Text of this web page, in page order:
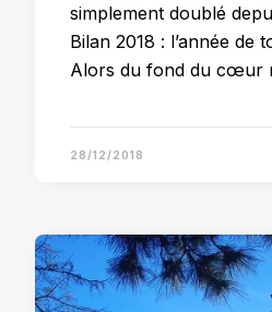
simplement doublé
Bilan 2018 : l’année de
Alors du fond du cœur
28/12/2018